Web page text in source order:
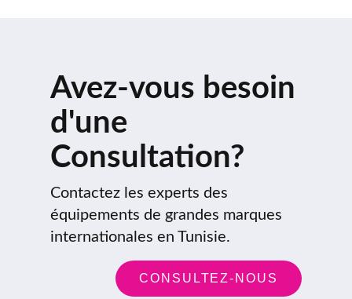
Avez-vous besoin
d'une
Consultation?
Contactez les experts des
équipements de grandes marques
internationales en Tunisie.
CONSULTEZ-NOUS